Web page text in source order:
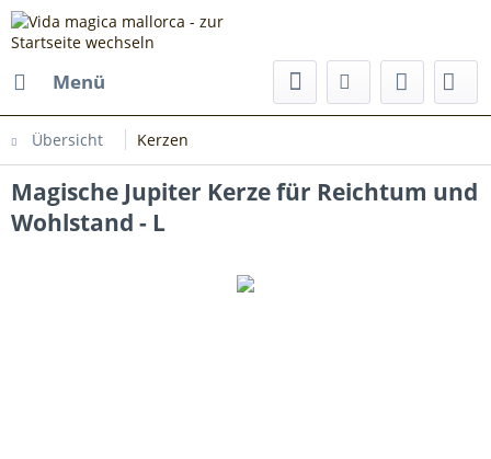
Menü
Übersicht Kerzen
Magische Jupiter Kerze für Reichtum und
Wohlstand - L